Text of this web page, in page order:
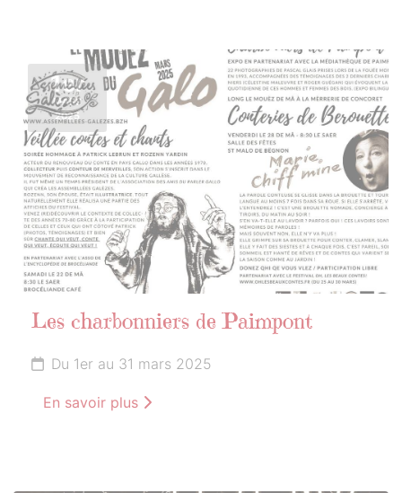
1er
MARS
2025
Les charbonniers de Paimpont
Du 1er au 31 mars 2025
En savoir plus